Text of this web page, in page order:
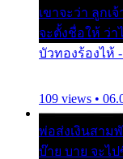
เขาจะว่า ลูกเ
จะตั้งชื่อให้ ว่า
บัวทองร้องไห้
109 views •
พ่อส่งเงินสาม
บ๊าย บาย จะไป